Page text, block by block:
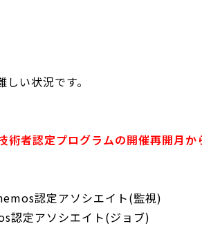
い状況です。
者認定プログラムの開催再開月か
認定アソシエイト(監視)
定アソシエイト(ジョブ)